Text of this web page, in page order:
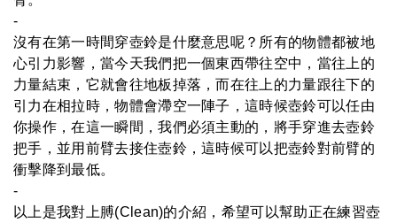
-
沒有在第一時間穿壺鈴是什麼意思呢？所有的物體都被地
心引力影響，當今天我們把一個東西帶往空中，當往上的
力量結束，它就會往地板掉落，而在往上的力量跟往下的
引力在相拉時，物體會滯空一陣子，這時候壺鈴可以任由
你操作，在這一瞬間，我們必須主動的，將手穿進去壺鈴
把手，並用前臂去接住壺鈴，這時候可以把壺鈴對前臂的
衝擊降到最低。
-
以上是我對上膊(Clean)的介紹，希望可以幫助正在練習壺